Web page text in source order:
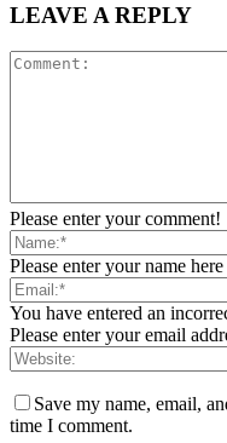
LEAVE A REPLY
Please enter your comment!
Please enter your name here
You have entered an
Please enter your email
Save my name, email,
time I comment.